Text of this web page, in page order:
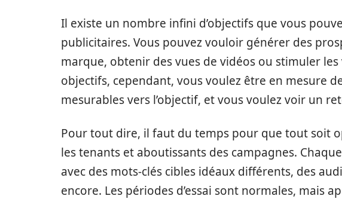
Il existe un nombre infini d’objectifs que vous
publicitaires. Vous pouvez vouloir générer des
marque, obtenir des vues de vidéos ou stimuler
objectifs, cependant, vous voulez être en mesure
mesurables vers l’objectif, et vous voulez voir un
Pour tout dire, il faut du temps pour que tout soit
les tenants et aboutissants des campagnes.
avec des mots-clés cibles idéaux différents, des
encore. Les périodes d’essai sont normales, mais